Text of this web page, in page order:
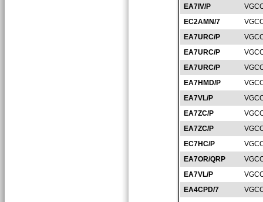
EA7IV/P
EC2AMN/7
EA7URC/P
EA7URC/P
EA7URC/P
EA7HMD/P
EA7VL/P
EA7ZC/P
EA7ZC/P
EC7HC/P
EA7OR/QRP
EA7VL/P
EA4CPD/7